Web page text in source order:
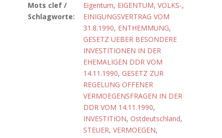
Mots clef /
Schlagworte:
Eigentum, EIGENTUM, VOLKS-,
EINIGUNGSVERTRAG VOM
31.8.1990, ENTHEMMUNG,
GESETZ UEBER BESONDERE
INVESTITIONEN IN DER
EHEMALIGEN DDR VOM
14.11.1990, GESETZ ZUR
REGELUNG OFFENER
VERMOEGENSFRAGEN IN DER
DDR VOM 14.11.1990,
INVESTITION, Ostdeutschland,
STEUER, VERMOEGEN,